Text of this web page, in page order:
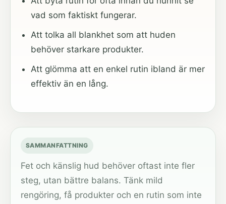
vad som faktiskt fungerar.
Att tolka all blankhet som att huden
behöver starkare produkter.
Att glömma att en enkel rutin ibland är mer
effektiv än en lång.
SAMMANFATTNING
Fet och känslig hud behöver oftast inte fler
steg, utan bättre balans. Tänk mild
rengöring, få produkter och en rutin som inte